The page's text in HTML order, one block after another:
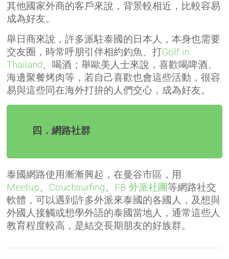
其他國家外商的客戶來說，背景較相近，比較容易
成為好友。
舉日商來說，許多派駐泰國的日本人，本身也需要
交友圈，時常呼朋引伴相約釣魚、打Golf in
Thailand、喝酒；舉歐美人士來說，喜歡喝啤酒、
海邊聚餐烤肉等，若自己喜歡也會這些活動，很容
易與這些同在海外打拚的人們交心，成為好友。
四．網路社群
泰國網路使用漸漸興起，在曼谷市區，用
Meetup、 Couchsurfing、 FB 外派社團等網路社交
軟體，可以遇到許多外派來泰國的各國人，及想與
外國人接觸或想學外語的泰國當地人，通常這些人
教育程度較高，是結交長期朋友的好族群。